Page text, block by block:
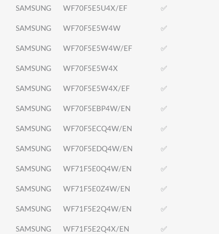
SAMSUNG WF70F5E5U4X/EF ✅
SAMSUNG WF70F5E5W4W ✅
SAMSUNG WF70F5E5W4W/EF ✅
SAMSUNG WF70F5E5W4X ✅
SAMSUNG WF70F5E5W4X/EF ✅
SAMSUNG WF70F5EBP4W/EN ✅
SAMSUNG WF70F5ECQ4W/EN ✅
SAMSUNG WF70F5EDQ4W/EN ✅
SAMSUNG WF71F5E0Q4W/EN ✅
SAMSUNG WF71F5E0Z4W/EN ✅
SAMSUNG WF71F5E2Q4W/EN ✅
SAMSUNG WF71F5E2Q4X/EN ✅